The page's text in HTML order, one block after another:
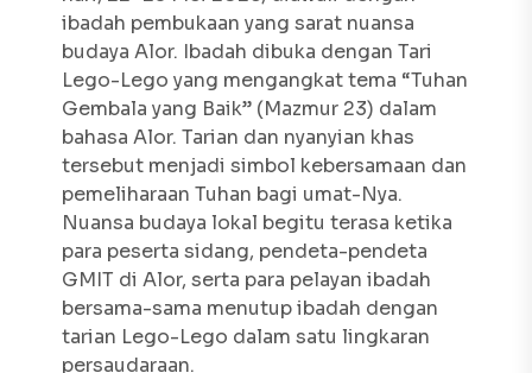
ibadah pembukaan yang sarat nuansa
budaya Alor. Ibadah dibuka dengan Tari
Lego-Lego yang mengangkat tema “Tuhan
Gembala yang Baik” (Mazmur 23) dalam
bahasa Alor. Tarian dan nyanyian khas
tersebut menjadi simbol kebersamaan dan
pemeliharaan Tuhan bagi umat-Nya.
Nuansa budaya lokal begitu terasa ketika
para peserta sidang, pendeta-pendeta
GMIT di Alor, serta para pelayan ibadah
bersama-sama menutup ibadah dengan
tarian Lego-Lego dalam satu lingkaran
persaudaraan.